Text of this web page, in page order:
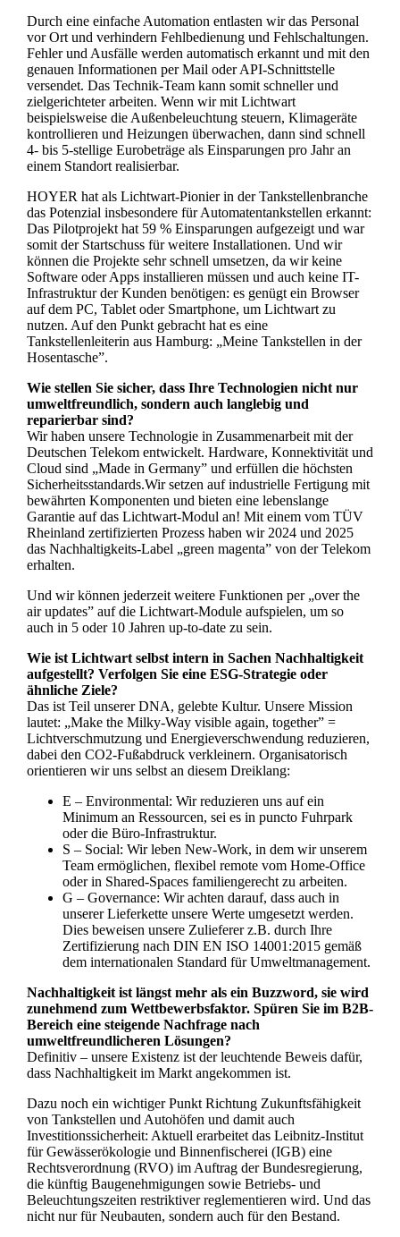
Durch eine einfache Automation entlasten wir das Personal
vor Ort und verhindern Fehlbedienung und Fehlschaltungen.
Fehler und Ausfälle werden automatisch erkannt und mit den
genauen Informationen per Mail oder API-Schnittstelle
versendet. Das Technik-Team kann somit schneller und
zielgerichteter arbeiten. Wenn wir mit Lichtwart
beispielsweise die Außenbeleuchtung steuern, Klimageräte
kontrollieren und Heizungen überwachen, dann sind schnell
4- bis 5-stellige Eurobeträge als Einsparungen pro Jahr an
einem Standort realisierbar.
HOYER hat als Lichtwart-Pionier in der Tankstellenbranche
das Potenzial insbesondere für Automatentankstellen erkannt:
Das Pilotprojekt hat 59 % Einsparungen aufgezeigt und war
somit der Startschuss für weitere Installationen. Und wir
können die Projekte sehr schnell umsetzen, da wir keine
Software oder Apps installieren müssen und auch keine IT-
Infrastruktur der Kunden benötigen: es genügt ein Browser
auf dem PC, Tablet oder Smartphone, um Lichtwart zu
nutzen. Auf den Punkt gebracht hat es eine
Tankstellenleiterin aus Hamburg: „Meine Tankstellen in der
Hosentasche”.
Wie stellen Sie sicher, dass Ihre Technologien nicht nur
umweltfreundlich, sondern auch langlebig und
reparierbar sind?
Wir haben unsere Technologie in Zusammenarbeit mit der
Deutschen Telekom entwickelt. Hardware, Konnektivität und
Cloud sind „Made in Germany” und erfüllen die höchsten
Sicherheitsstandards.Wir setzen auf industrielle Fertigung mit
bewährten Komponenten und bieten eine lebenslange
Garantie auf das Lichtwart-Modul an! Mit einem vom TÜV
Rheinland zertifizierten Prozess haben wir 2024 und 2025
das Nachhaltigkeits-Label „green magenta” von der Telekom
erhalten.
Und wir können jederzeit weitere Funktionen per „over the
air updates” auf die Lichtwart-Module aufspielen, um so
auch in 5 oder 10 Jahren up-to-date zu sein.
Wie ist Lichtwart selbst intern in Sachen Nachhaltigkeit
aufgestellt? Verfolgen Sie eine ESG-Strategie oder
ähnliche Ziele?
Das ist Teil unserer DNA, gelebte Kultur. Unsere Mission
lautet: „Make the Milky-Way visible again, together” =
Lichtverschmutzung und Energieverschwendung reduzieren,
dabei den CO2-Fußabdruck verkleinern. Organisatorisch
orientieren wir uns selbst an diesem Dreiklang:
E – Environmental: Wir reduzieren uns auf ein
Minimum an Ressourcen, sei es in puncto Fuhrpark
oder die Büro-Infrastruktur.
S – Social: Wir leben New-Work, in dem wir unserem
Team ermöglichen, flexibel remote vom Home-Office
oder in Shared-Spaces familiengerecht zu arbeiten.
G – Governance: Wir achten darauf, dass auch in
unserer Lieferkette unsere Werte umgesetzt werden.
Dies beweisen unsere Zulieferer z.B. durch Ihre
Zertifizierung nach DIN EN ISO 14001:2015 gemäß
dem internationalen Standard für Umweltmanagement.
Nachhaltigkeit ist längst mehr als ein Buzzword, sie wird
zunehmend zum Wettbewerbsfaktor. Spüren Sie im B2B-
Bereich eine steigende Nachfrage nach
umweltfreundlicheren Lösungen?
Definitiv – unsere Existenz ist der leuchtende Beweis dafür,
dass Nachhaltigkeit im Markt angekommen ist.
Dazu noch ein wichtiger Punkt Richtung Zukunftsfähigkeit
von Tankstellen und Autohöfen und damit auch
Investitionssicherheit: Aktuell erarbeitet das Leibnitz-Institut
für Gewässerökologie und Binnenfischerei (IGB) eine
Rechtsverordnung (RVO) im Auftrag der Bundesregierung,
die künftig Baugenehmigungen sowie Betriebs- und
Beleuchtungszeiten restriktiver reglementieren wird. Und das
nicht nur für Neubauten, sondern auch für den Bestand.